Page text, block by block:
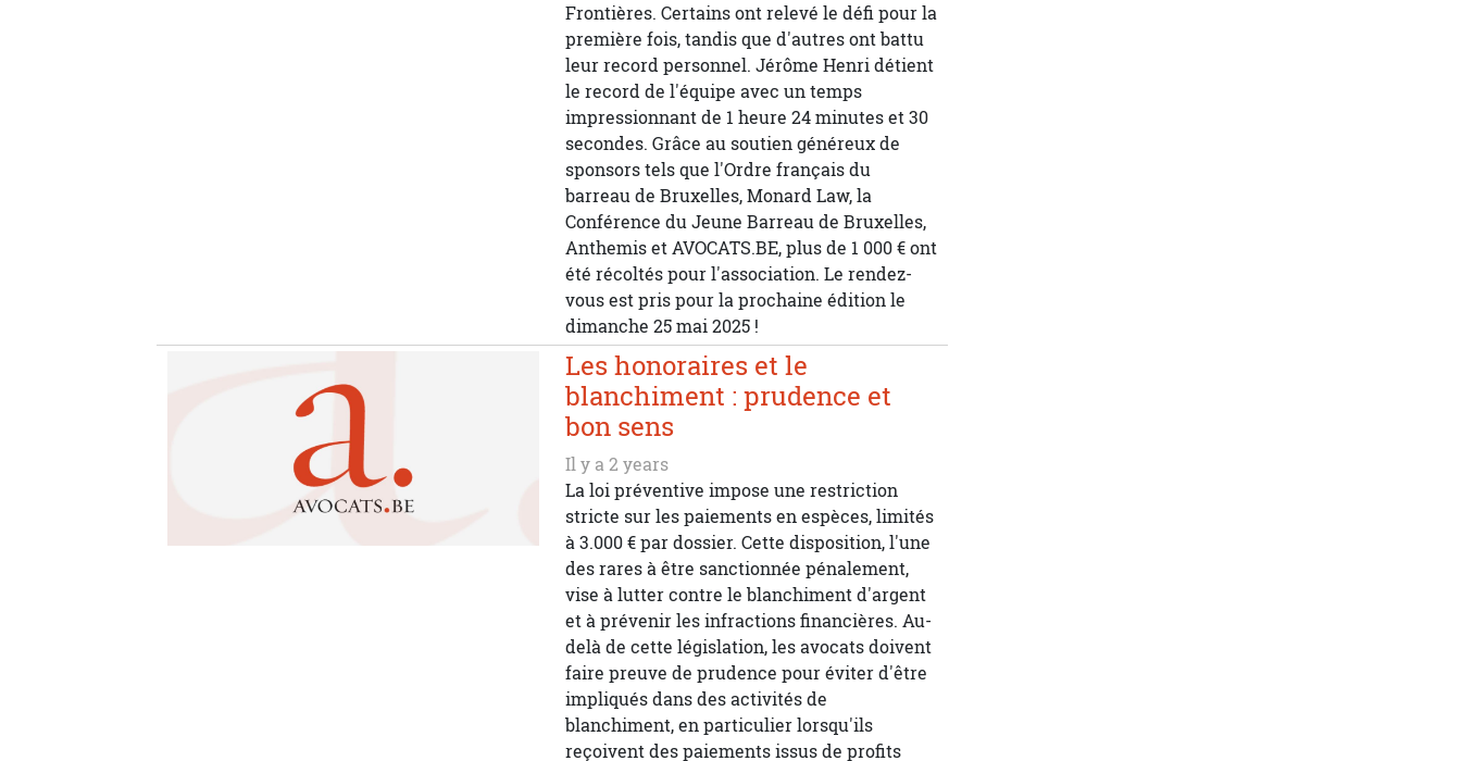
Frontières. Certains ont relevé le défi pour la
première fois, tandis que d'autres ont battu
leur record personnel. Jérôme Henri détient
le record de l'équipe avec un temps
impressionnant de 1 heure 24 minutes et 30
secondes. Grâce au soutien généreux de
sponsors tels que l'Ordre français du
barreau de Bruxelles, Monard Law, la
Conférence du Jeune Barreau de Bruxelles,
Anthemis et AVOCATS.BE, plus de 1 000 € ont
été récoltés pour l'association. Le rendez-
vous est pris pour la prochaine édition le
dimanche 25 mai 2025 !
Les honoraires et le
blanchiment : prudence et
bon sens
Il y a 2 years
La loi préventive impose une restriction
stricte sur les paiements en espèces, limités
à 3.000 € par dossier. Cette disposition, l'une
des rares à être sanctionnée pénalement,
vise à lutter contre le blanchiment d'argent
et à prévenir les infractions financières. Au-
delà de cette législation, les avocats doivent
faire preuve de prudence pour éviter d'être
impliqués dans des activités de
blanchiment, en particulier lorsqu'ils
reçoivent des paiements issus de profits